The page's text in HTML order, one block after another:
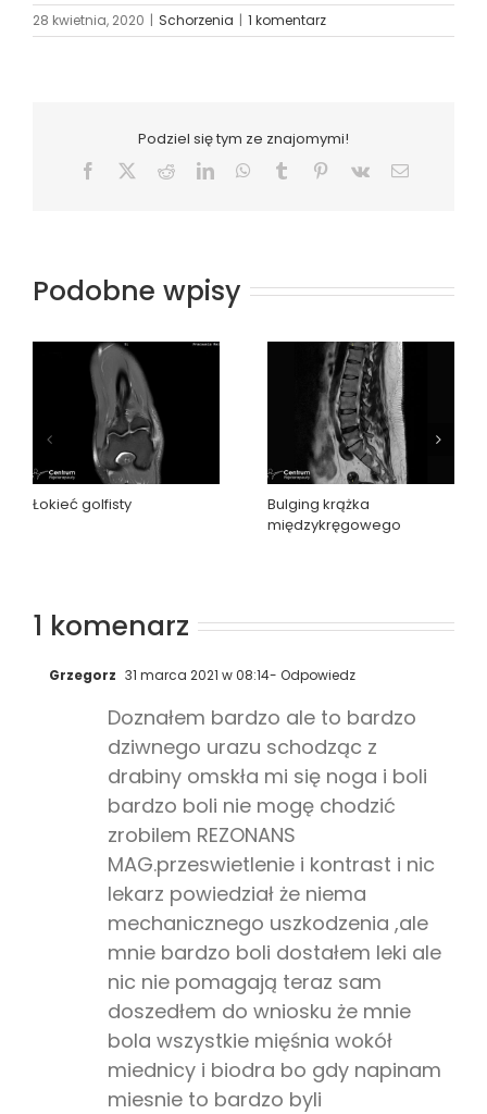
28 kwietnia, 2020 | Schorzenia | 1 komentarz
Podziel się tym ze znajomymi!
Facebook RedditLinkedInWhatsApp
Tumblr Pinterest
Vk Email
Podobne wpisy
Łokieć golfisty
Bulging krążka
międzykręgowego
1 komenarz
Grzegorz 31 marca 2021 w 08:14- Odpowiedz
Doznałem bardzo ale to bardzo
dziwnego urazu schodząc z
drabiny omskła mi się noga i boli
bardzo boli nie mogę chodzić
zrobilem REZONANS
MAG.przeswietlenie i kontrast i nic
lekarz powiedział że niema
mechanicznego uszkodzenia ,ale
mnie bardzo boli dostałem leki ale
nic nie pomagają teraz sam
doszedłem do wniosku że mnie
bola wszystkie mięśnia wokół
miednicy i biodra bo gdy napinam
miesnie to bardzo byli